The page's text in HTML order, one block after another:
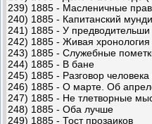
239) 1885 - Масленичные
240) 1885 - Капитанский
241) 1885 - У предводительши
242) 1885 - Живая хронология
243) 1885 - Служебные
244) 1885 - В бане
245) 1885 - Разговор человека
246) 1885 - О марте. Об
247) 1885 - Не тлетворные
248) 1885 - Оба лучше
249) 1885 - Тост прозаиков